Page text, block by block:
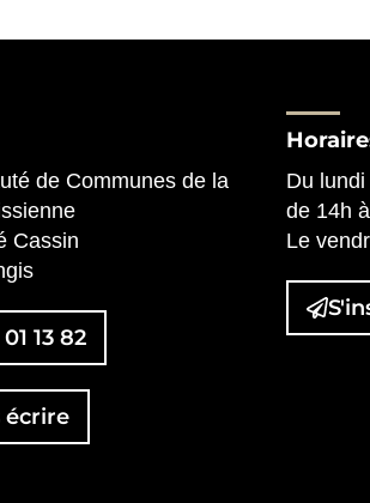
onglet)
de Communes de la
Cassin
13 82
écrire
Du
de 14h
Le